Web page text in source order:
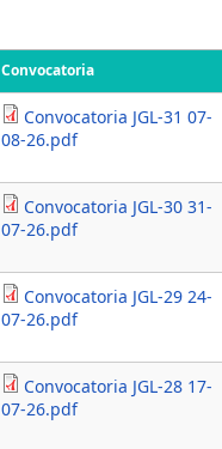
Convocatoria
Convocatoria JGL-31 07-
08-26.pdf
Convocatoria JGL-30 31-
07-26.pdf
Convocatoria JGL-29 24-
07-26.pdf
Convocatoria JGL-28 17-
07-26.pdf